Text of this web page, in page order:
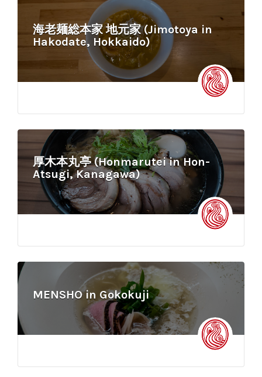
海老麺総本家 地元家 (Jimotoya in
Hakodate, Hokkaido)
厚木本丸亭 (Honmarutei in Hon-
Atsugi, Kanagawa)
MENSHO in Gokokuji